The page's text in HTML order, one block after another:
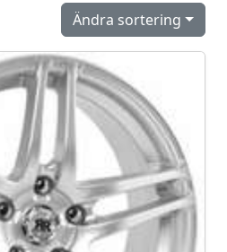
Ändra sortering